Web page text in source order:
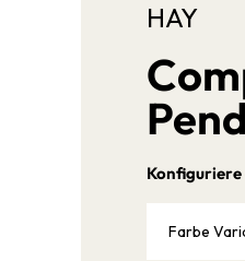
HAY
Farbe